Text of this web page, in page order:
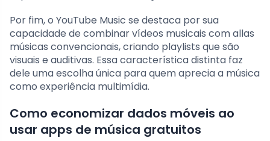
Por fim, o YouTube Music se destaca por sua
capacidade de combinar vídeos musicais com allas
músicas convencionais, criando playlists que são
visuais e auditivas. Essa característica distinta faz
dele uma escolha única para quem aprecia a música
como experiência multimídia.
Como economizar dados móveis ao
usar apps de música gratuitos